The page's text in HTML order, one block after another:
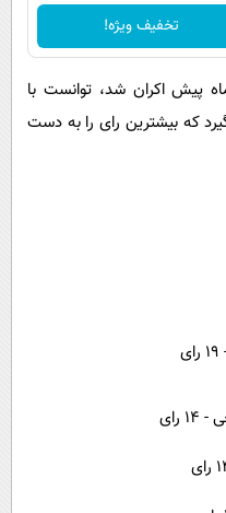
تخفیف ویژه!
پیش اکران شد، توانست با
جای بگیرد که بیشترین رای را به دست